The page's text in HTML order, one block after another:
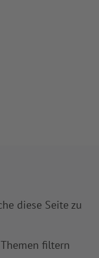
diese Seite zu
filtern